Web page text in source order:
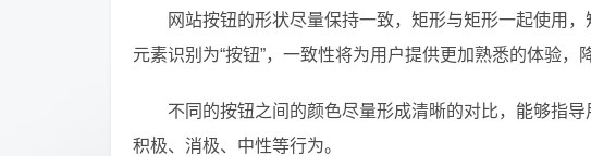
网站按钮的形状尽量保持一致，矩形与矩形一起使用
元素识别为“按钮”，一致性将为用户提供更加熟悉的体验，
不同的按钮之间的颜色尽量形成清晰的对比，能够指
积极、消极、中性等行为。